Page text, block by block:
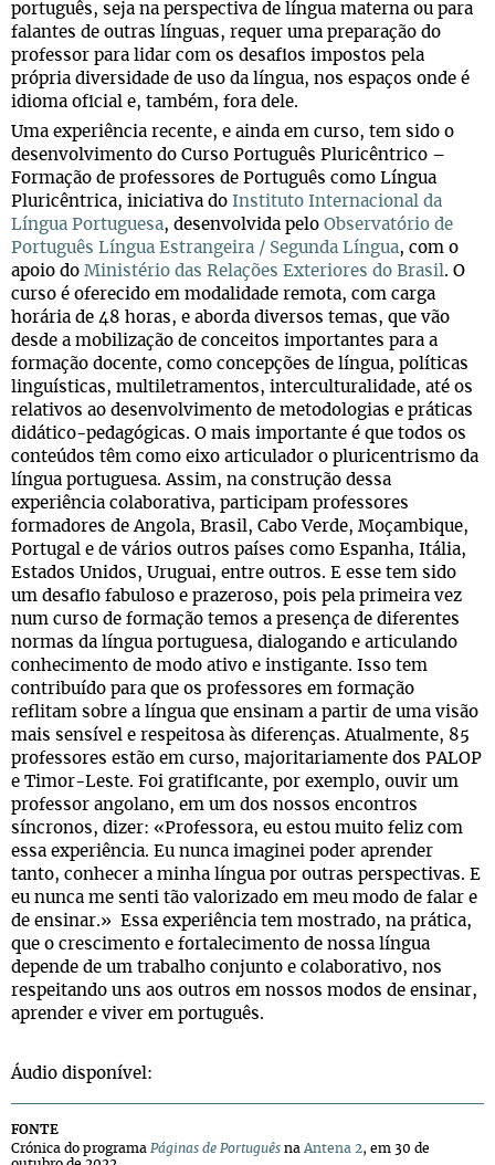
português, seja na perspectiva de língua materna ou para
falantes de outras línguas, requer uma preparação do
professor para lidar com os desafios impostos pela
própria diversidade de uso da língua, nos espaços onde é
idioma oficial e, também, fora dele.
Uma experiência recente, e ainda em curso, tem sido o
desenvolvimento do Curso Português Pluricêntrico –
Formação de professores de Português como Língua
Pluricêntrica, iniciativa do Instituto Internacional da
Língua Portuguesa, desenvolvida pelo Observatório de
Português Língua Estrangeira / Segunda Língua, com o
apoio do Ministério das Relações Exteriores do Brasil. O
curso é oferecido em modalidade remota, com carga
horária de 48 horas, e aborda diversos temas, que vão
desde a mobilização de conceitos importantes para a
formação docente, como concepções de língua, políticas
linguísticas, multiletramentos, interculturalidade, até os
relativos ao desenvolvimento de metodologias e práticas
didático-pedagógicas. O mais importante é que todos os
conteúdos têm como eixo articulador o pluricentrismo da
língua portuguesa. Assim, na construção dessa
experiência colaborativa, participam professores
formadores de Angola, Brasil, Cabo Verde, Moçambique,
Portugal e de vários outros países como Espanha, Itália,
Estados Unidos, Uruguai, entre outros. E esse tem sido
um desafio fabuloso e prazeroso, pois pela primeira vez
num curso de formação temos a presença de diferentes
normas da língua portuguesa, dialogando e articulando
conhecimento de modo ativo e instigante. Isso tem
contribuído para que os professores em formação
reflitam sobre a língua que ensinam a partir de uma visão
mais sensível e respeitosa às diferenças. Atualmente, 85
professores estão em curso, majoritariamente dos PALOP
e Timor-Leste. Foi gratificante, por exemplo, ouvir um
professor angolano, em um dos nossos encontros
síncronos, dizer: «Professora, eu estou muito feliz com
essa experiência. Eu nunca imaginei poder aprender
tanto, conhecer a minha língua por outras perspectivas. E
eu nunca me senti tão valorizado em meu modo de falar e
de ensinar.» Essa experiência tem mostrado, na prática,
que o crescimento e fortalecimento de nossa língua
depende de um trabalho conjunto e colaborativo, nos
respeitando uns aos outros em nossos modos de ensinar,
aprender e viver em português.
Áudio disponível:
FONTE
Crónica do programa Páginas de Português na Antena 2, em 30 de